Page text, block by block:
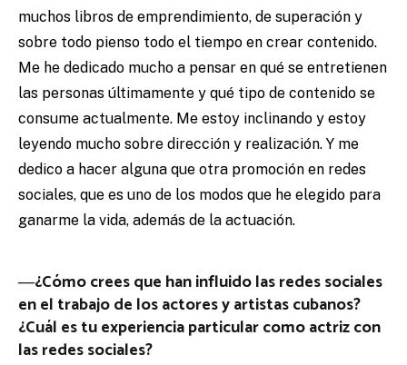
muchos libros de emprendimiento, de superación y
sobre todo pienso todo el tiempo en crear contenido.
Me he dedicado mucho a pensar en qué se entretienen
las personas últimamente y qué tipo de contenido se
consume actualmente. Me estoy inclinando y estoy
leyendo mucho sobre dirección y realización. Y me
dedico a hacer alguna que otra promoción en redes
sociales, que es uno de los modos que he elegido para
ganarme la vida, además de la actuación.
―¿Cómo crees que han influido las redes sociales
en el trabajo de los actores y artistas cubanos?
¿Cuál es tu experiencia particular como actriz con
las redes sociales?